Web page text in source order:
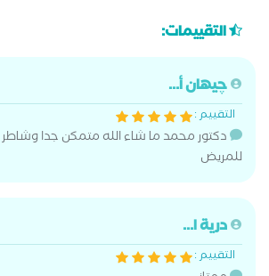
التقييمات:
چيهان أ...
التقييم :
دكتور محمد ما شاء الله متمكن جدا
للمريض
درية ا...
التقييم :